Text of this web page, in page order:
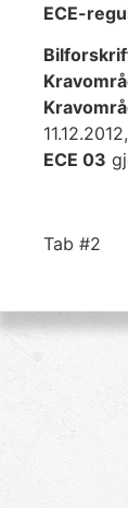
ECE-
ECE 03
Tab #2